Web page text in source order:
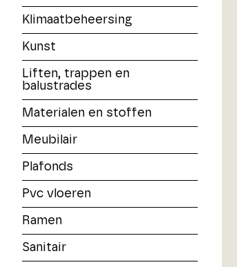
Klimaatbeheersing
Kunst
Liften, trappen en
balustrades
Materialen en stoffen
Meubilair
Plafonds
Pvc vloeren
Ramen
Sanitair